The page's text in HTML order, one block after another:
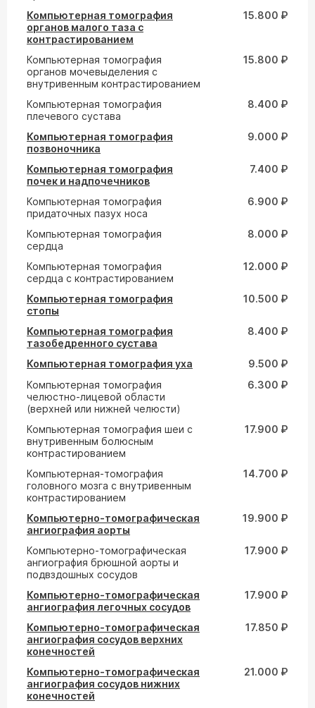
Компьютерная томография
органов малого таза с
контрастированием
15.800 ₽
Компьютерная томография
органов мочевыделения с
внутривенным контрастированием
15.800 ₽
Компьютерная томография
плечевого сустава
8.400 ₽
Компьютерная томография
позвоночника
9.000 ₽
Компьютерная томография
почек и надпочечников
7.400 ₽
Компьютерная томография
придаточных пазух носа
6.900 ₽
Компьютерная томография
сердца
8.000 ₽
Компьютерная томография
сердца с контрастированием
12.000 ₽
Компьютерная томография
стопы
10.500 ₽
Компьютерная томография
тазобедренного сустава
8.400 ₽
Компьютерная томография уха
9.500 ₽
Компьютерная томография
челюстно-лицевой области
(верхней или нижней челюсти)
6.300 ₽
Компьютерная томография шеи с
внутривенным болюсным
контрастированием
17.900 ₽
Компьютерная-томография
головного мозга с внутривенным
контрастированием
14.700 ₽
Компьютерно-томографическая
ангиография аорты
19.900 ₽
Компьютерно-томографическая
ангиография брюшной аорты и
подвздошных сосудов
17.900 ₽
Компьютерно-томографическая
ангиография легочных сосудов
17.900 ₽
Компьютерно-томографическая
ангиография сосудов верхних
конечностей
17.850 ₽
Компьютерно-томографическая
ангиография сосудов нижних
конечностей
21.000 ₽